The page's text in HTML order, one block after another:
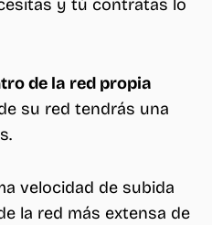
y tú contratas lo
de la red propia
su red tendrás una
velocidad de subida
la red más extensa de